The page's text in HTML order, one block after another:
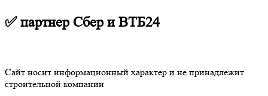
✅ партнер Сбер и ВТБ24
Сайт носит информационный характер и не принадлежит
строительной компании